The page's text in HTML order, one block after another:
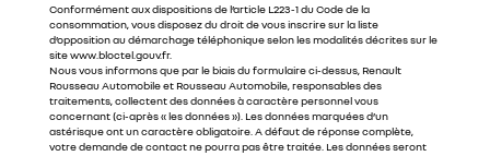
Conformément aux dispositions de l’article L223-1 du Code de la
consommation, vous disposez du droit de vous inscrire sur la liste
d’opposition au démarchage téléphonique selon les modalités décrites sur le
site www.bloctel.gouv.fr.
Nous vous informons que par le biais du formulaire ci-dessus, Renault
Rousseau Automobile et Rousseau Automobile, responsables des
traitements, collectent des données à caractère personnel vous
concernant (ci-après « les données »). Les données marquées d’un
astérisque ont un caractère obligatoire. A défaut de réponse complète,
votre demande de contact ne pourra pas être traitée. Les données seront